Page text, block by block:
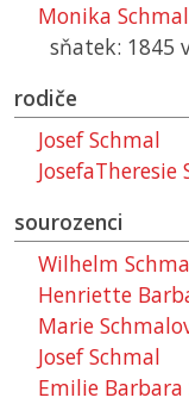
Monika
sňatek: 1845
rodiče
Josef Schmal
sourozenci
Wilhelm
Henriette
Marie
Josef Schmal
Emilie Barbara